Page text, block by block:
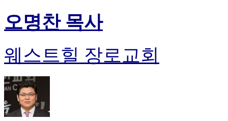
오명찬 목사
웨스트힐 장로교회